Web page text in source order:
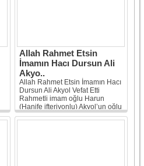
Allah Rahmet Etsin
İmamın Hacı Dursun Ali
Akyo..
Allah Rahmet Etsin İmamın Hacı
Dursun Ali Akyol Vefat Etti
Rahmetli imam oğlu Harun
(Hanife ifteriyonlu) Akyol’un oğlu
Rahmetli Hacı